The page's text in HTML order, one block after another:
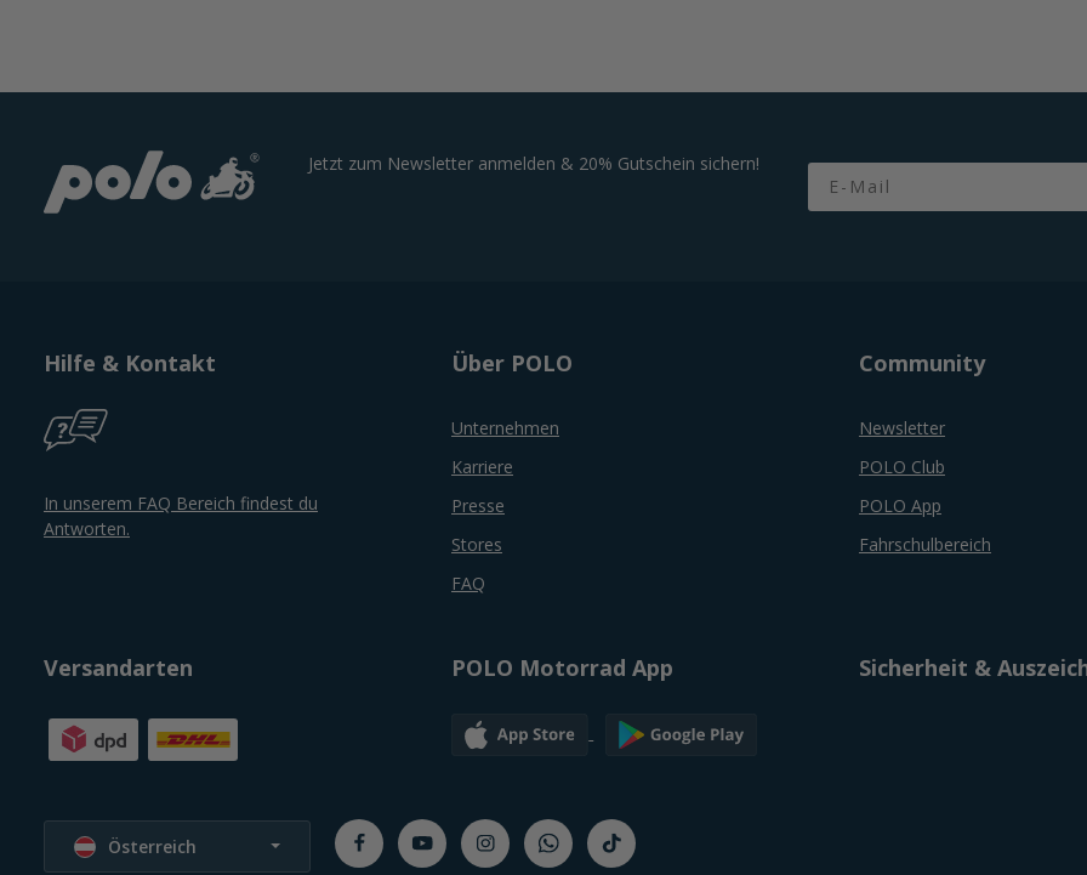
Jetzt zum Newsletter anmelden & 20% Gutschein sichern! Email
Hilfe & Kontakt
In unserem FAQ Bereich findest du
Antworten.
Über POLO
Unternehmen
Karriere
Presse
Stores
FAQ
Community
Newsletter
POLO Club
POLO App
Fahrschulbereich
Versandarten POLO Motorrad App Sicherheit &
Sprache wählen
Österreich